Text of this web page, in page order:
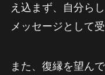
え込まず、自分ら
メッセージとして
また、復縁を望ん